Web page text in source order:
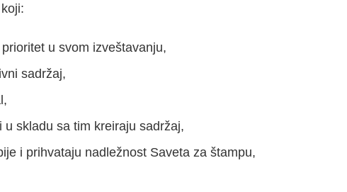
u svom izveštavanju,
sadržaj,
skladu sa tim kreiraju sadržaj,
i prihvataju nadležnost Saveta za štampu,